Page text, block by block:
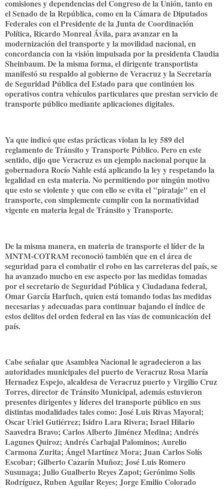
comisiones y dependencias del Congreso de la Unión, tanto en
el Senado de la República, como en la Cámara de Diputados
Federales con el Presidente de la Junta de Coordinación
Política, Ricardo Monreal Ávila, para avanzar en la
modernización del transporte y la movilidad nacional, en
concordancia con la visión impulsada por la presidenta Claudia
Sheinbaum. De la misma forma, el dirigente transportista
manifestó su respaldo al gobierno de Veracruz y la Secretaría
de Seguridad Pública del Estado para que continúen los
operativos contra vehículos particulares que prestan servicio de
transporte público mediante aplicaciones digitales.
Ya que indicó que estas prácticas violan la ley 589 del
reglamento de Tránsito y Transporte Público. Pero en este
sentido, dijo que Veracruz es un ejemplo nacional porque la
gobernadora Rocío Nahle está aplicando la ley y respetando la
legalidad en esta materia. No permitiendo por ningún motivo
que esto se violente y que con ello se evita el "pirataje" en el
transporte, con simplemente cumplir con la normatividad
vigente en materia legal de Tránsito y Transporte.
De la misma manera, en materia de transporte el líder de la
MNTM-COTRAM reconoció también que en el área de
seguridad para el combatir el robo en las carreteras del país, se
ha avanzado mucho en ese aspecto por las medidas tomadas
por el secretario de Seguridad Pública y Ciudadana federal,
Omar García Harfuch, quien está tomando todas las medidas
necesarias y adecuadas para continuar bajando el índice de
estos delitos del orden federal en las vías de comunicación del
país.
Cabe señalar que Asamblea Nacional le agradecieron a las
autoridades municipales del puerto de Veracruz Rosa María
Hernadez Espejo, alcaldesa de Veracruz puerto y Virgilio Cruz
Torres, director de Tránsito Municipal, además estuvieron
presentes dirigentes y líderes del transporte público en sus
distintas modalidades tales como: José Luis Rivas Mayoral;
Oscar Uriel Gutiérrez; Isidro Lara Rivera; Israel Hilario
Saavedra Bravo; Carlos Alberto Jiménez Medina; Andrés
Lagunes Quiroz; Andrés Carbajal Palominos; Aurelio
Carmona Zurita; Ángel Martínez Mora; Juan Carlos Solís
Escobar; Gilberto Cazarín Muñoz; José Luis Romero
Susunaga; Julio Gualberto Reyes Zapot; Gerónimo Solis
Rodríguez, Ruben Aguilar Reyes; Jorge Emilio Colorado